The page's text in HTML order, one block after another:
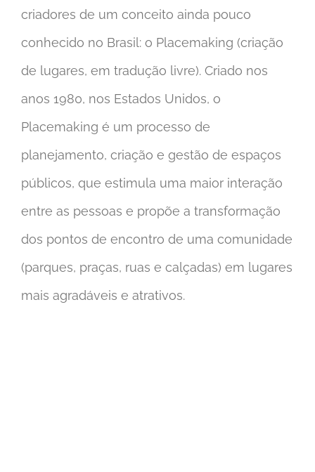
criadores de um conceito ainda pouco
conhecido no Brasil: o Placemaking (criação
de lugares, em tradução livre). Criado nos
anos 1980, nos Estados Unidos, o
Placemaking é um processo de
planejamento, criação e gestão de espaços
públicos, que estimula uma maior interação
entre as pessoas e propõe a transformação
dos pontos de encontro de uma comunidade
(parques, praças, ruas e calçadas) em lugares
mais agradáveis e atrativos.